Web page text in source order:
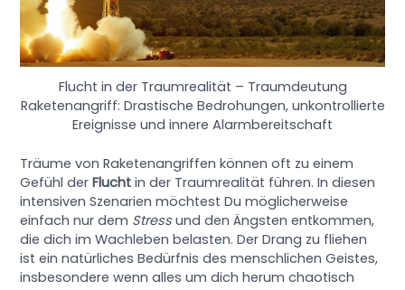
Flucht in der Traumrealität – Traumdeutung
Raketenangriff: Drastische Bedrohungen, unkontrollierte
Ereignisse und innere Alarmbereitschaft
Träume von Raketenangriffen können oft zu einem
Gefühl derFlucht in der Traumrealität führen. In diesen
intensiven Szenarien möchtest Du möglicherweise
einfach nur dem Stressund den Ängsten entkommen,
die dich im Wachleben belasten. Der Drang zu fliehen
ist ein natürliches Bedürfnis des menschlichen Geistes,
insbesondere wenn alles um dich herum chaotisch